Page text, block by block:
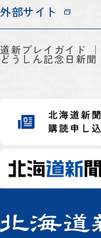
外部サイト
道新プレイガイド
どうしん記念日新聞